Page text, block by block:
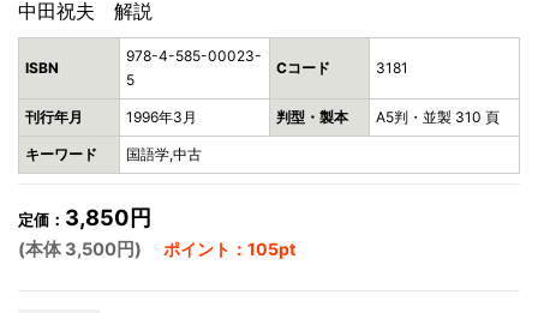
中田祝夫 解説
ISBN
978-4-585-00023-
5
Cコード 3181
刊行年月 1996年3月 判型・製本 A5判・並製 310 頁
キーワード 国語学,中古
定価： 3,850円
(本体 3,500円) ポイント：105pt